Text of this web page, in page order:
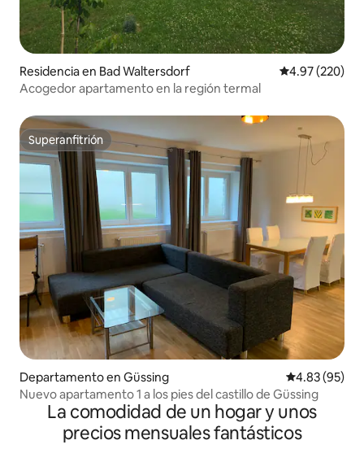
Residencia en Bad Waltersdorf Calificación
4.97 (220)
Acogedor apartamento en la región termal
Superanfitrión
Superanfitrión
Departamento en Güssing Calificación
4.83 (95)
Nuevo apartamento 1 a los pies del castillo de Güssing
La comodidad de un hogar y unos
precios mensuales fantásticos